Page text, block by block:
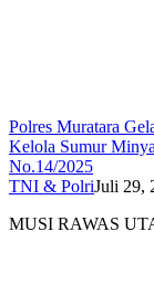
Polres Muratara
Kelola Sumur
No.14/2025
TNI & PolriJuli 29,
MUSI RAWAS